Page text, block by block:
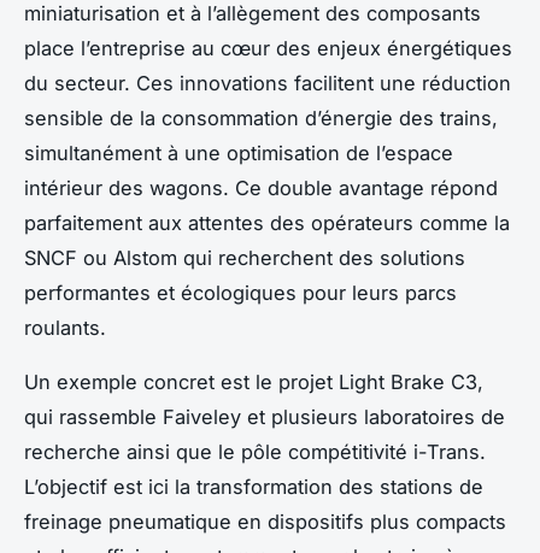
miniaturisation et à l’allègement des composants
place l’entreprise au cœur des enjeux énergétiques
du secteur. Ces innovations facilitent une réduction
sensible de la consommation d’énergie des trains,
simultanément à une optimisation de l’espace
intérieur des wagons. Ce double avantage répond
parfaitement aux attentes des opérateurs comme la
SNCF ou Alstom qui recherchent des solutions
performantes et écologiques pour leurs parcs
roulants.
Un exemple concret est le projet Light Brake C3,
qui rassemble Faiveley et plusieurs laboratoires de
recherche ainsi que le pôle compétitivité i-Trans.
L’objectif est ici la transformation des stations de
freinage pneumatique en dispositifs plus compacts